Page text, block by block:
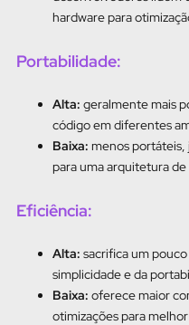
hardware para
Portabilidade:
Alta: geralmente mais
código em diferentes
Baixa: menos portáteis,
para uma arquitetura
Eficiência:
Alta: sacrifica um
simplicidade e da
Baixa: oferece maior
otimizações para